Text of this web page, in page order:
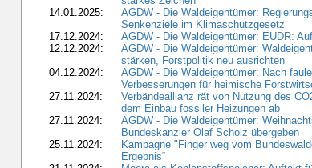
14.01.2025:
AGDW - Die Waldeigentümer:
Senkenziele im Klimaschutzgesetz
17.12.2024:
AGDW - Die Waldeigentümer: EUDR:
12.12.2024:
AGDW - Die Waldeigentümer:
stärken, Forstpolitik neu ausrichten
04.12.2024:
AGDW - Die Waldeigentümer: Nach
Verbesserungen für heimische
27.11.2024:
Verbändeallianz rät von Nutzung des
dem Einbau fossiler Heizungen ab
27.11.2024:
AGDW - Die Waldeigentümer:
Bundeskanzler Olaf Scholz übergeben
25.11.2024:
Kampagne "Finger weg vom
Ergebnis“